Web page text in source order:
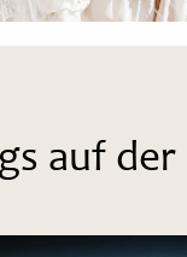
auf der